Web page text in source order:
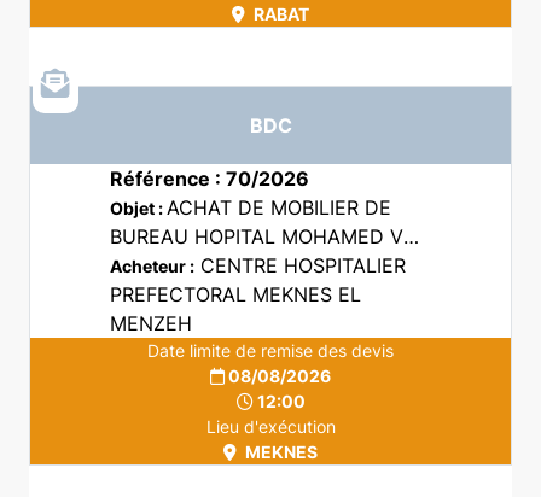
RABAT
BDC
Référence : 70/2026
Objet :ACHAT DE MOBILIER DE
BUREAU HOPITAL MOHAMED V
CHP MEKNES
Acheteur : CENTRE HOSPITALIER
PREFECTORAL MEKNES EL
MENZEH
Date limite de remise des devis
08/08/2026
12:00
Lieu d'exécution
MEKNES